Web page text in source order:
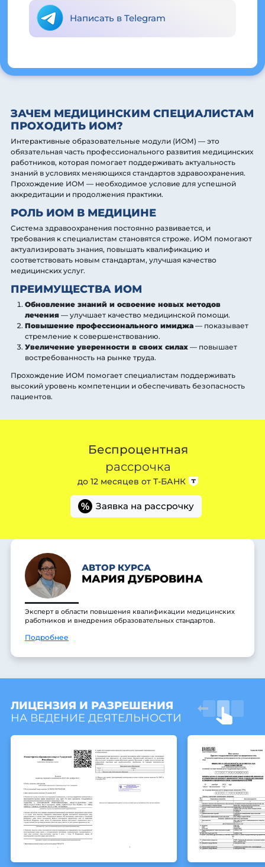
Написать в Telegram
ЗАЧЕМ МЕДИЦИНСКИМ СПЕЦИАЛИСТАМ
ПРОХОДИТЬ ИОМ?
Интерактивные образовательные модули (ИОМ) — это
обязательная часть профессионального развития медицинских
работников, которая помогает поддерживать актуальность
знаний в условиях меняющихся стандартов здравоохранения.
Прохождение ИОМ — необходимое условие для успешной
аккредитации и продолжения практики.
РОЛЬ ИОМ В МЕДИЦИНЕ
Система здравоохранения постоянно развивается, и
требования к специалистам становятся строже. ИОМ помогают
актуализировать знания, повышать квалификацию и
соответствовать новым стандартам, улучшая качество
медицинских услуг.
ПРЕИМУЩЕСТВА ИОМ
Обновление знаний и освоение новых методов
лечения — улучшает качество медицинской помощи.
Повышение профессионального имиджа — показывает
стремление к совершенствованию.
Увеличение уверенности в своих силах — повышает
востребованность на рынке труда.
Прохождение ИОМ помогает специалистам поддерживать
высокий уровень компетенции и обеспечивать безопасность
пациентов.
Беспроцентная
рассрочка
до 12 месяцев от Т-БАНК
% Заявка на рассрочку
АВТОР КУРСА
МАРИЯ ДУБРОВИНА
Эксперт в области повышения квалификации медицинских
работников и внедрения образовательных стандартов.
Подробнее
ЛИЦЕНЗИЯ И РАЗРЕШЕНИЯ
НА ВЕДЕНИЕ ДЕЯТЕЛЬНОСТИ